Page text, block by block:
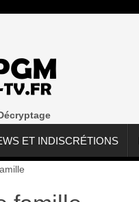
ET INDISCRÉTIONS